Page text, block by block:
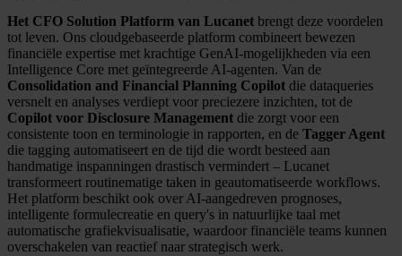
Het CFO Solution Platform van Lucanet brengt deze voordelen
tot leven. Ons cloudgebaseerde platform combineert bewezen
financiële expertise met krachtige GenAI-mogelijkheden via een
Intelligence Core met geïntegreerde AI-agenten. Van de
Consolidation and Financial Planning Copilot die dataqueries
versnelt en analyses verdiept voor preciezere inzichten, tot de
Copilot voor Disclosure Management die zorgt voor een
consistente toon en terminologie in rapporten, en de Tagger Agent
die tagging automatiseert en de tijd die wordt besteed aan
handmatige inspanningen drastisch vermindert – Lucanet
transformeert routinematige taken in geautomatiseerde workflows.
Het platform beschikt ook over AI-aangedreven prognoses,
intelligente formulecreatie en query's in natuurlijke taal met
automatische grafiekvisualisatie, waardoor financiële teams kunnen
overschakelen van reactief naar strategisch werk.